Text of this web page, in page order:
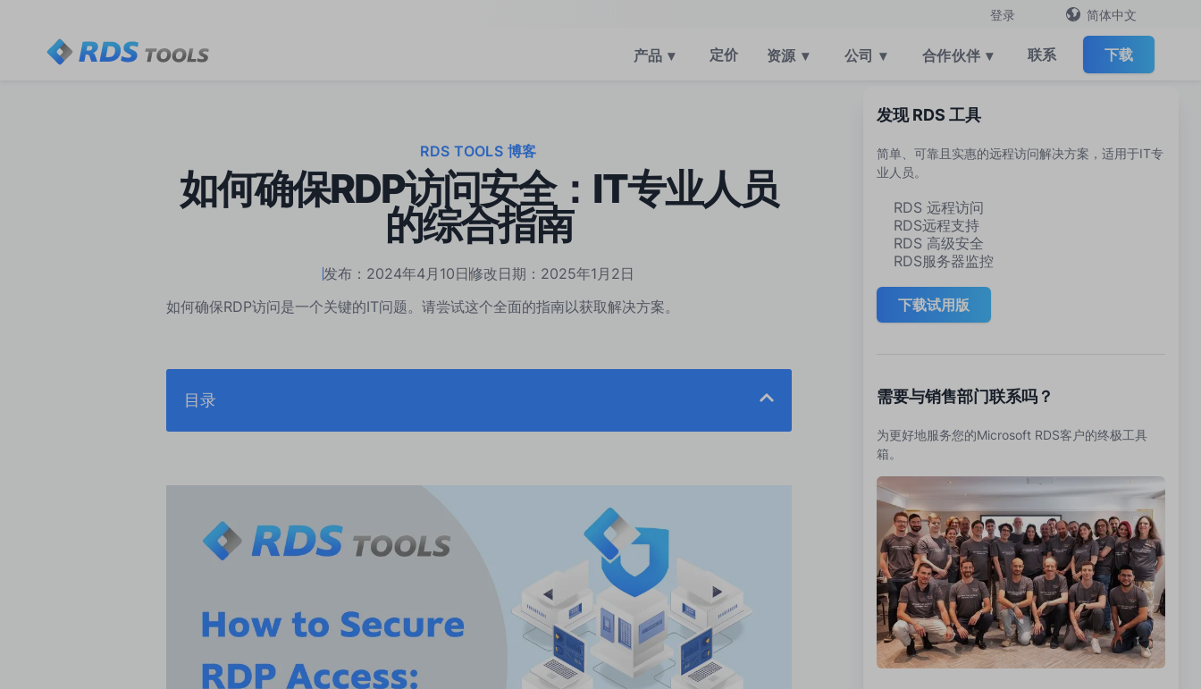
登录 简体中文
产品 ▾ 定价 资源 ▾ 公司 ▾ 合作伙伴 ▾ 联系 下载
RDS TOOLS 博客
如何确保RDP访问安全：IT专业人员
的综合指南
发布：2024年4月10日修改日期：2025年1月2日
如何确保RDP访问是一个关键的IT问题。请尝试这个全面的指南以获取解决方案。
目录
第3部分：RDS-Tools：增强您的RDP安全性
发现 RDS 工具
简单、可靠且实惠的远程访问解决方案，适用于IT专
业人员。
RDS 远程访问
RDS远程支持
RDS 高级安全
RDS服务器监控
下载试用版
需要与销售部门联系吗？
为更好地服务您的Microsoft RDS客户的终极工具
箱。